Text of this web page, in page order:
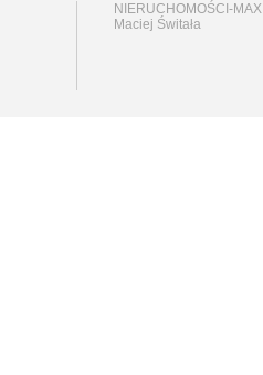
NIERUCHOMOŚCI-MAX
Maciej Świtała